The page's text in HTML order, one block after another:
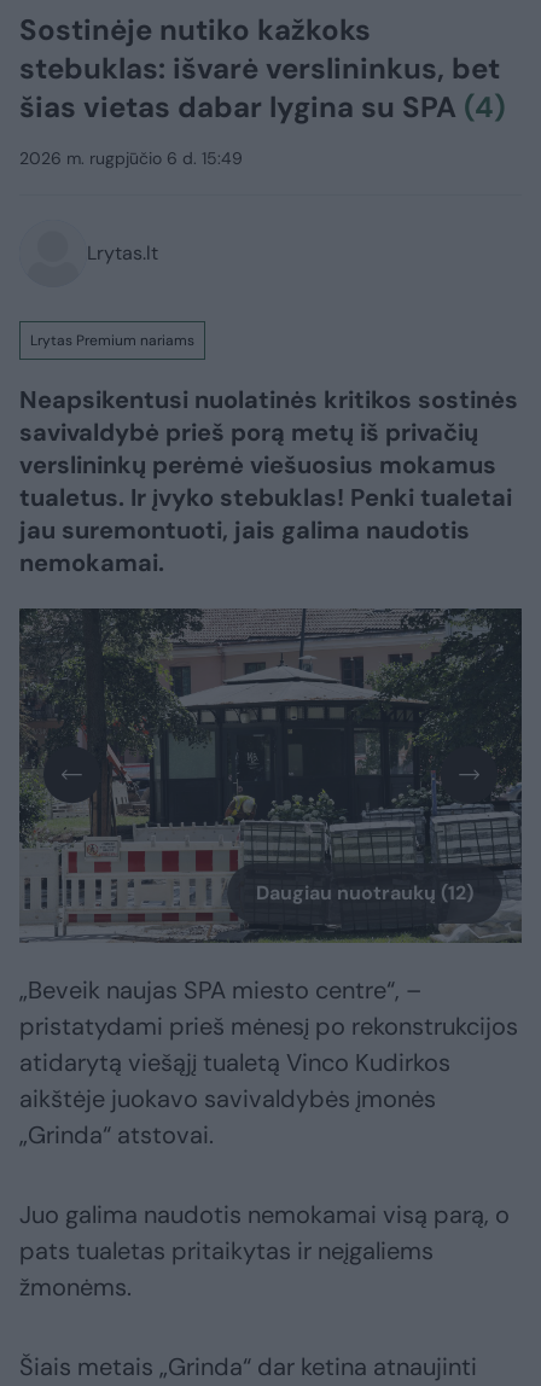
Sostinėje nutiko kažkoks
stebuklas: išvarė verslininkus, bet
šias vietas dabar lygina su SPA (4)
2026 m. rugpjūčio 6 d. 15:49
Lrytas.lt
Lrytas Premium nariams
Neapsikentusi nuolatinės kritikos sostinės
savivaldybė prieš porą metų iš privačių
verslininkų perėmė viešuosius mokamus
tualetus. Ir įvyko stebuklas! Penki tualetai
jau suremontuoti, jais galima naudotis
nemokamai.
Daugiau nuotraukų (12)
„Beveik naujas SPA miesto centre“, –
pristatydami prieš mėnesį po rekonstrukcijos
atidarytą viešąjį tualetą Vinco Kudirkos
aikštėje juokavo savivaldybės įmonės
„Grinda“ atstovai.
Juo galima naudotis nemokamai visą parą, o
pats tualetas pritaikytas ir neįgaliems
žmonėms.
Šiais metais „Grinda“ dar ketina atnaujinti